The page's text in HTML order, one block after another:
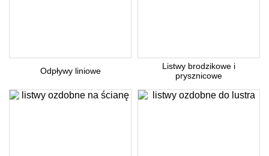
Odpływy liniowe
Listwy brodzikowe i
prysznicowe